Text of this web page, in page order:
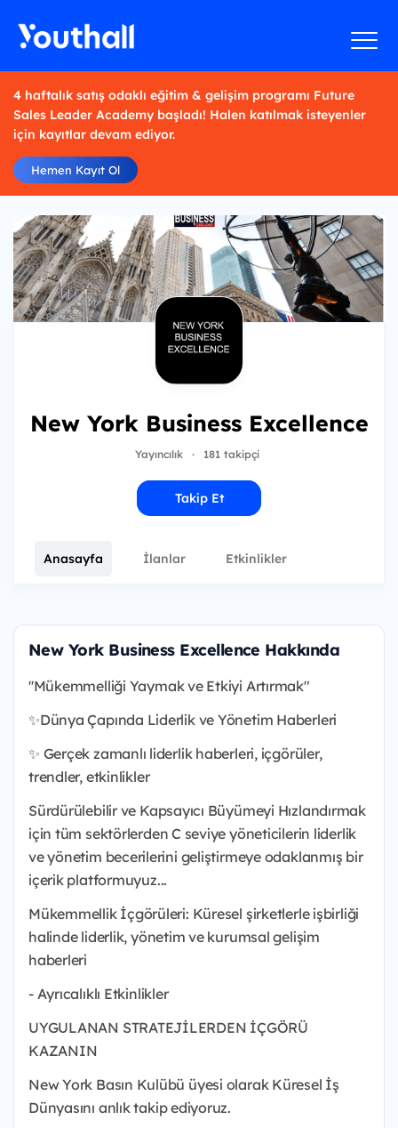
4 haftalık satış odaklı eğitim & gelişim programı Future
Sales Leader Academy başladı! Halen katılmak isteyenler
için kayıtlar devam ediyor.
Hemen Kayıt Ol
New York Business Excellence
Yayıncılık · 181 takipçi
Takip Et
Anasayfa İlanlar Etkinlikler
New York Business Excellence Hakkında
''Mükemmelliği Yaymak ve Etkiyi Artırmak"
✨Dünya Çapında Liderlik ve Yönetim Haberleri
✨ Gerçek zamanlı liderlik haberleri, içgörüler,
trendler, etkinlikler
Sürdürülebilir ve Kapsayıcı Büyümeyi Hızlandırmak
için tüm sektörlerden C seviye yöneticilerin liderlik
ve yönetim becerilerini geliştirmeye odaklanmış bir
içerik platformuyuz...
Mükemmellik İçgörüleri: Küresel şirketlerle işbirliği
halinde liderlik, yönetim ve kurumsal gelişim
haberleri
- Ayrıcalıklı Etkinlikler
UYGULANAN STRATEJİLERDEN İÇGÖRÜ
KAZANIN
New York Basın Kulübü üyesi olarak Küresel İş
Dünyasını anlık takip ediyoruz.